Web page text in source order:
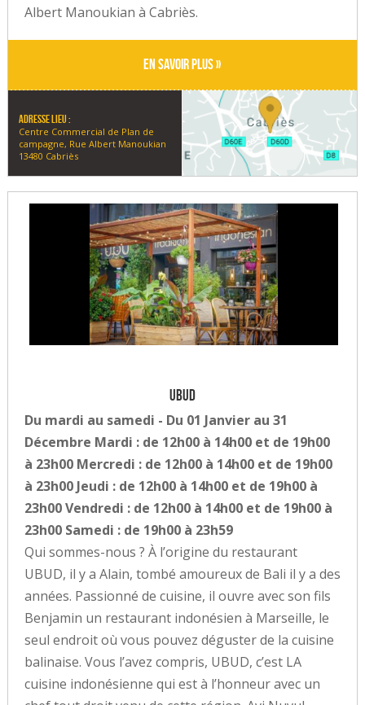
Albert Manoukian à Cabriès.
En savoir plus »
Adresse lieu :
Centre Commercial de Plan de
campagne, Rue Albert Manoukian
13480 Cabriès
UBUD
Du mardi au samedi - Du 01 Janvier au 31
Décembre Mardi : de 12h00 à 14h00 et de 19h00
à 23h00 Mercredi : de 12h00 à 14h00 et de 19h00
à 23h00 Jeudi : de 12h00 à 14h00 et de 19h00 à
23h00 Vendredi : de 12h00 à 14h00 et de 19h00 à
23h00 Samedi : de 19h00 à 23h59
Qui sommes-nous ? À l’origine du restaurant
UBUD, il y a Alain, tombé amoureux de Bali il y a des
années. Passionné de cuisine, il ouvre avec son fils
Benjamin un restaurant indonésien à Marseille, le
seul endroit où vous pouvez déguster de la cuisine
balinaise. Vous l’avez compris, UBUD, c’est LA
cuisine indonésienne qui est à l’honneur avec un